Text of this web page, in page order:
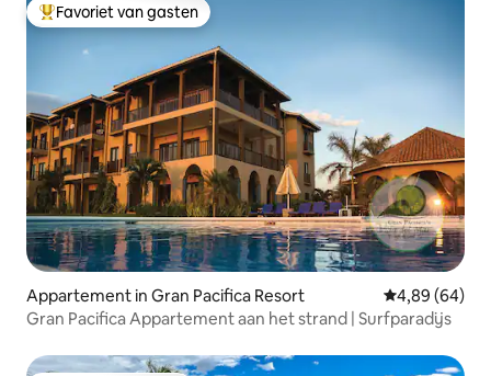
Topfavoriet van gasten
Favoriet van gasten
Appartement in Gran Pacifica Resort Gemiddelde
4,89 (64)
Gran Pacifica Appartement aan het strand | Surfparadijs